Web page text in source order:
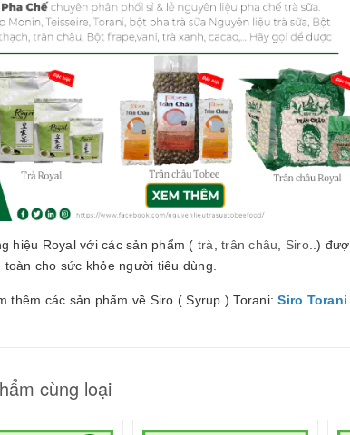
hiệu Royal với các sản phẩm ( trà trân châu Siro..)
toàn cho sức khỏe người tiêu dùng.
thêm các sản phẩm về Siro ( Syrup ) Torani:Siro Torani
cùng loại